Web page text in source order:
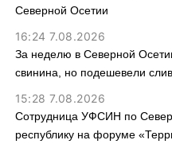
Северной Осетии
16:24 7.08.2026
За неделю в Северной
свинина, но подешевели
15:28 7.08.2026
Сотрудница УФСИН по
республику на форуме